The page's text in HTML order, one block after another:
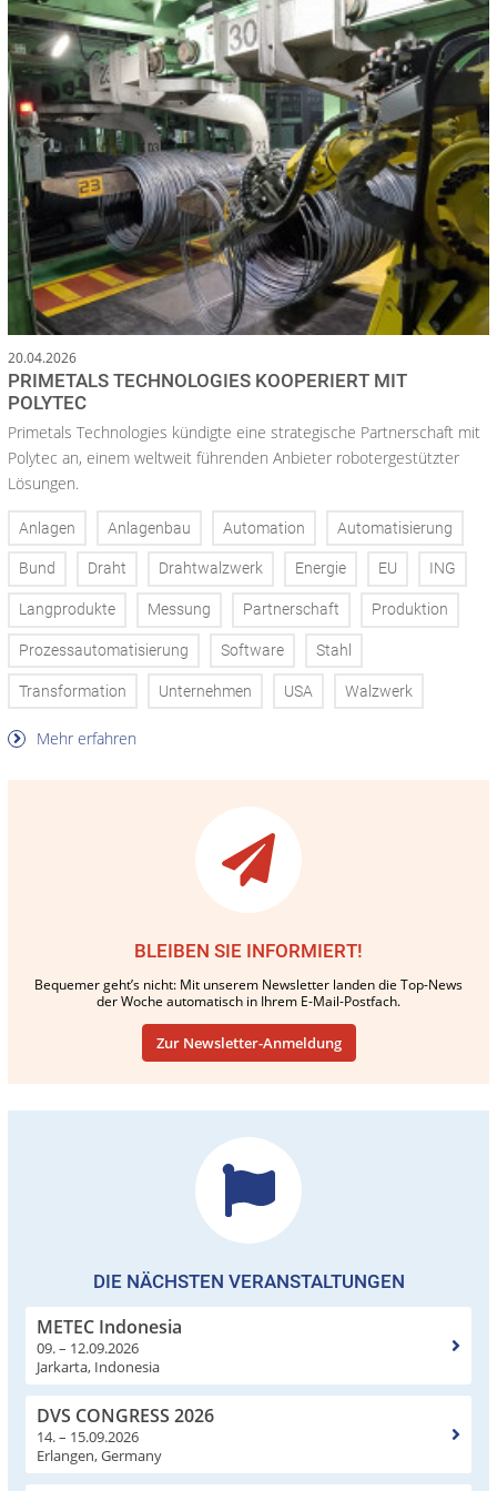
20.04.2026
PRIMETALS TECHNOLOGIES KOOPERIERT MIT
POLYTEC
Primetals Technologies kündigte eine strategische Partnerschaft mit
Polytec an, einem weltweit führenden Anbieter robotergestützter
Lösungen.
Anlagen Anlagenbau Automation Automatisierung
Bund Draht Drahtwalzwerk Energie EU ING
Langprodukte Messung Partnerschaft Produktion
Prozessautomatisierung Software Stahl
Transformation Unternehmen USA Walzwerk
Mehr erfahren
BLEIBEN SIE INFORMIERT!
Bequemer geht’s nicht: Mit unserem Newsletter landen die Top-News
der Woche automatisch in Ihrem E-Mail-Postfach.
Zur Newsletter-Anmeldung
DIE NÄCHSTEN VERANSTALTUNGEN
METEC Indonesia
09. – 12.09.2026
Jarkarta, Indonesia
DVS CONGRESS 2026
14. – 15.09.2026
Erlangen, Germany